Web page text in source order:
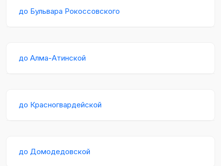
до Бульвара Рокоссовского
до Алма-Атинской
до Красногвардейской
до Домодедовской